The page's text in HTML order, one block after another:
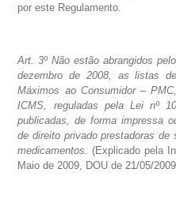
por este Regulamento.
Art. 3º Não estão abrangidos
dezembro de 2008, as listas
Máximos ao Consumidor –
ICMS, reguladas pela Lei nº
publicadas, de forma impressa
de direito privado prestadoras
medicamentos. (Explicado pela
Maio de 2009, DOU de 21/05/